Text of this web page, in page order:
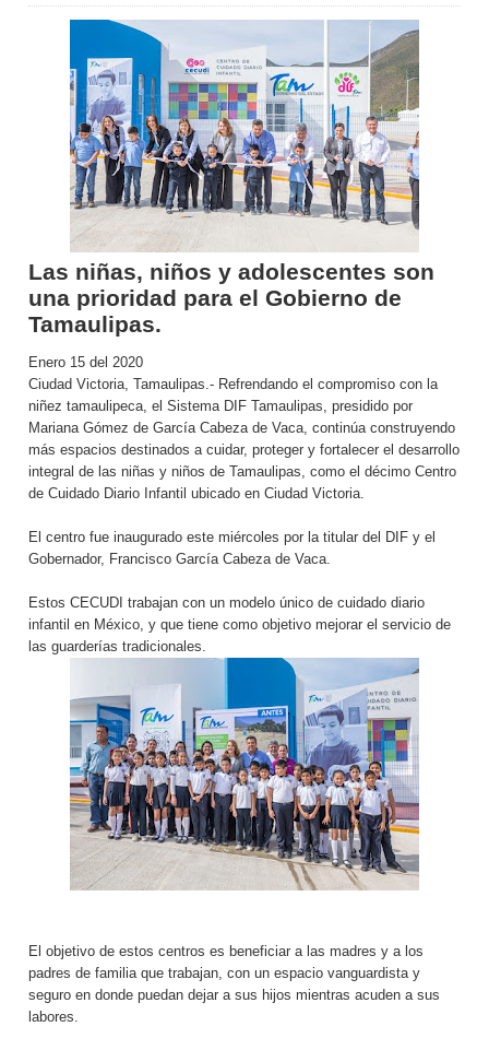
Las niñas, niños y adolescentes son
una prioridad para el Gobierno de
Tamaulipas.
Enero 15 del 2020
Ciudad Victoria, Tamaulipas.- Refrendando el compromiso con la
niñez tamaulipeca, el Sistema DIF Tamaulipas, presidido por
Mariana Gómez de García Cabeza de Vaca, continúa construyendo
más espacios destinados a cuidar, proteger y fortalecer el desarrollo
integral de las niñas y niños de Tamaulipas, como el décimo Centro
de Cuidado Diario Infantil ubicado en Ciudad Victoria.
El centro fue inaugurado este miércoles por la titular del DIF y el
Gobernador, Francisco García Cabeza de Vaca.
Estos CECUDI trabajan con un modelo único de cuidado diario
infantil en México, y que tiene como objetivo mejorar el servicio de
las guarderías tradicionales.
El objetivo de estos centros es beneficiar a las madres y a los
padres de familia que trabajan, con un espacio vanguardista y
seguro en donde puedan dejar a sus hijos mientras acuden a sus
labores.